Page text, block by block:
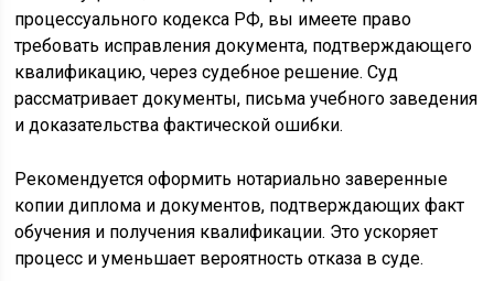
процессуального кодекса РФ, вы имеете право
требовать исправления документа, подтверждающего
квалификацию, через судебное решение. Суд
рассматривает документы, письма учебного заведения
и доказательства фактической ошибки.
Рекомендуется оформить нотариально заверенные
копии диплома и документов, подтверждающих факт
обучения и получения квалификации. Это ускоряет
процесс и уменьшает вероятность отказа в суде.